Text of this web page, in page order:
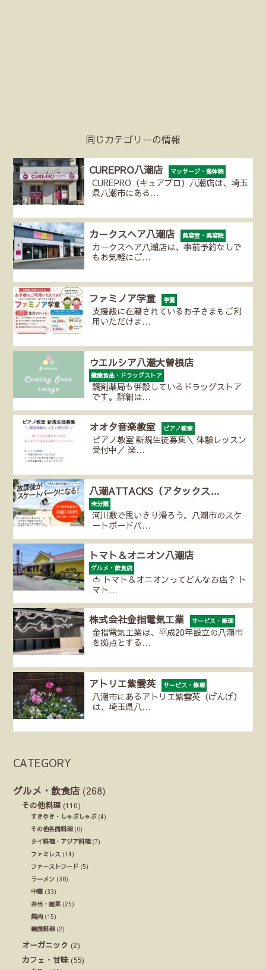
同じカテゴリーの情報
CUREPRO八潮店 マッサージ・整体院
CUREPRO（キュアプロ）八潮店は、埼玉
県八潮市にある…
カークスヘア八潮店 美容室・美容院
カークスヘア八潮店は、事前予約なしで
もお気軽にご…
ファミノア学童 学童
支援級に在籍されているお子さまもご利
用いただけま…
ウエルシア八潮大曽根店
健康食品・ドラッグストア
調剤薬局も併設しているドラッグストア
です。詳細は…
オオタ音楽教室 ピアノ教室
ピアノ教室 新規生徒募集＼ 体験レッスン
受付中／ 楽…
八潮ATTACKS（アタックス…
未分類
河川敷で思いきり滑ろう。八潮市のスケ
ートボードパ…
トマト＆オニオン八潮店
グルメ・飲食店
🍅 トマト＆オニオンってどんなお店？ ト
マト…
株式会社金指電気工業 サービス・修理
金指電気工業は、平成20年設立の八潮市
を拠点とする…
アトリエ紫雲英 サービス・修理
八潮市にあるアトリエ紫雲英（げんげ）
は、埼玉県八…
CATEGORY
グルメ・飲食店 (268)
その他料理 (110)
すきやき・しゃぶしゃぶ(4)
その他各国料理(0)
タイ料理・アジア料理(7)
ファミレス (14)
ファーストフード (5)
ラーメン (36)
中華(33)
弁当・総菜 (25)
焼肉 (15)
韓国料理(2)
オーガニック (2)
カフェ・甘味(55)